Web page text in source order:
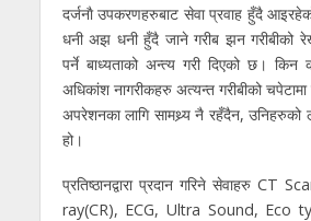
दर्जनाै‍ उपकरणहरुबाट सेवा प्रवाह हुँदै
धनी अझ धनी हुँदै जाने गरीब झन गरीबीको
पर्ने बाध्यताको अन्त्य गरी दिएको छ। किन
अधिकांश नागरीकहरु अत्यन्त गरीबीको
अपरेशनका लागि सामथ्र्य नै रहँदैन, उनिहरुको
हो।
प्रतिष्ठानद्वारा प्रदान गरिने सेवाहरु CT
ray(CR), ECG, Ultra Sound, Eco